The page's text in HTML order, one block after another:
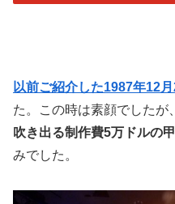
以前ご紹介した1987年12
た。この時は素顔でしたが
吹き出る制作費5万ドルの
みでした。